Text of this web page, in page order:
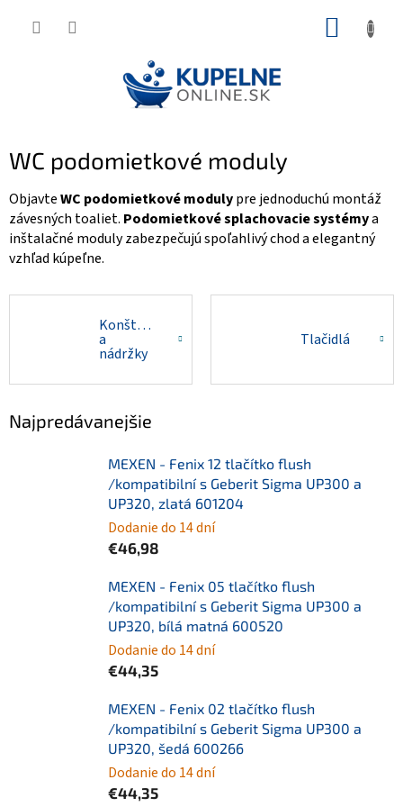
WC podomietkové moduly
ObjavteWC podomietkové modulypre jednoduchú montáž
závesných toaliet. Podomietkové splachovacie systémya
inštalačné moduly zabezpečujú spoľahlivý chod a elegantný
vzhľad kúpeľne.
Konštrukcie
a
nádržky
Tlačidlá
Najpredávanejšie
MEXEN - Fenix 12 tlačítko flush
/kompatibilní s Geberit Sigma UP300 a
UP320, zlatá 601204
Dodanie do 14 dní
€46,98
MEXEN - Fenix 05 tlačítko flush
/kompatibilní s Geberit Sigma UP300 a
UP320, bílá matná 600520
Dodanie do 14 dní
€44,35
MEXEN - Fenix 02 tlačítko flush
/kompatibilní s Geberit Sigma UP300 a
UP320, šedá 600266
Dodanie do 14 dní
€44,35